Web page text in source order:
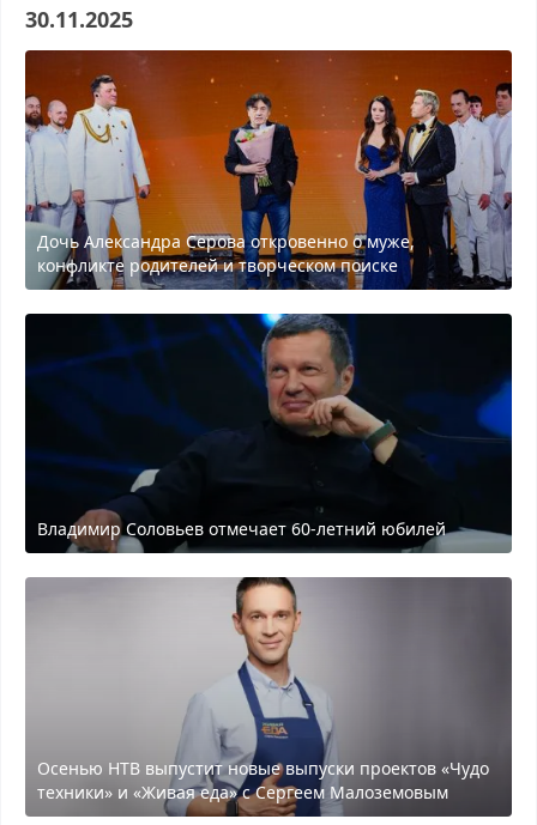
30.11.2025
Дочь Александра Серова откровенно о муже,
конфликте родителей и творческом поиске
Владимир Соловьев отмечает 60-летний юбилей
Осенью НТВ выпустит новые выпуски проектов «Чудо
техники» и «Живая еда» с Сергеем Малоземовым